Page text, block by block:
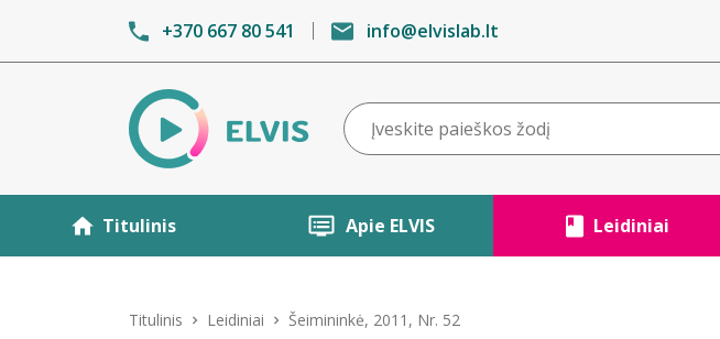
+370 667 80 541 info@elvislab.lt
Titulinis Apie ELVIS Leidiniai
Titulinis Leidiniai Šeimininkė, 2011, Nr. 52